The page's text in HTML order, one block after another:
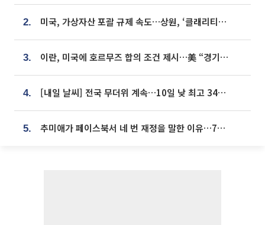
2. 미국, 가상자산 포괄 규제 속도…상원, ‘클래리티법’ 9월 절차투표 추진
3. 이란, 미국에 호르무즈 합의 조건 제시…美 “경기 아직 안 끝나” [종합]
4. [내일 날씨] 전국 무더위 계속…10일 낮 최고 34도 육박
5. 추미애가 페이스북서 네 번 재정을 말한 이유…7700억 추경 열쇠는 도의회에